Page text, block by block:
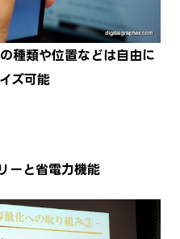
種類や位置などは自由に
ズ可能
ーと省電力機能